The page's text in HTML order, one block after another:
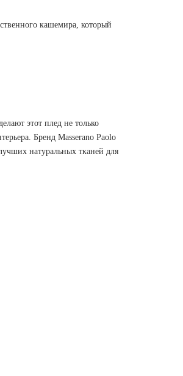
кашемира, который
этот плед не только
Бренд Masserano Paolo
натуральных тканей для